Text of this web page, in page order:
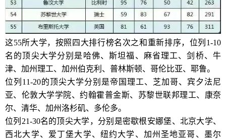
这55所大学，按照四大排行榜名次之和重新排序，位列1-10
名的顶尖大学分别是哈佛、斯坦福、麻省理工、剑桥、牛
津、加州理工、加州伯克利、普林斯顿、哥伦比亚、耶鲁。
位列11-20的顶尖大学分别是帝国理工、芝加哥、宾夕法尼
亚、伦敦大学学院、约翰霍普金斯、苏黎世联邦理工、康奈
尔、清华、加州洛杉矶、多伦多。
位列21-30名的顶尖大学，分别是密歇根安娜堡、北京大学、
西北大学、爱丁堡大学、纽约大学、加州圣地亚哥、墨尔